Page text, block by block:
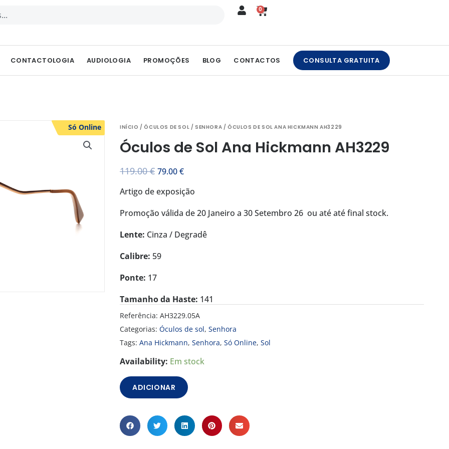
0
CART
ÓCULOS GRADUADOS
CONTACTOLOGIA AUDIOLOGIA PROMOÇÕES BLOG CONTACTOS CONSULTA GRATUITA
Só Online INÍCIO /ÓCULOS DE SOL /SENHORA / ÓCULOS DE SOL ANA HICKMANN AH3229
Óculos de Sol Ana Hickmann AH3229
119.00€ O
preço
original
era:
119.00 €.
79.00€O
preço
atual
é:
79.00 €.
Artigo de exposição
Promoção válida de 20 Janeiro a 30 Setembro 26 ou até até final stock.
Lente: Cinza / Degradê
Calibre: 59
Ponte: 17
Tamanho da Haste: 141
Referência: AH3229.05A
Categorias: Óculos de sol, Senhora
Tags: Ana Hickmann, Senhora, Só Online, Sol
Availability: Em stock
Quantidade
de
Óculos
de
Sol
Ana
ADICIONAR